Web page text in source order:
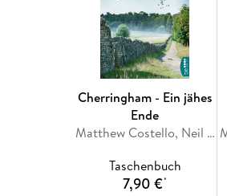
Cherringham - Ein jähes
Ende
Matthew Costello, Neil Richards
Taschenbuch
7,90 €*